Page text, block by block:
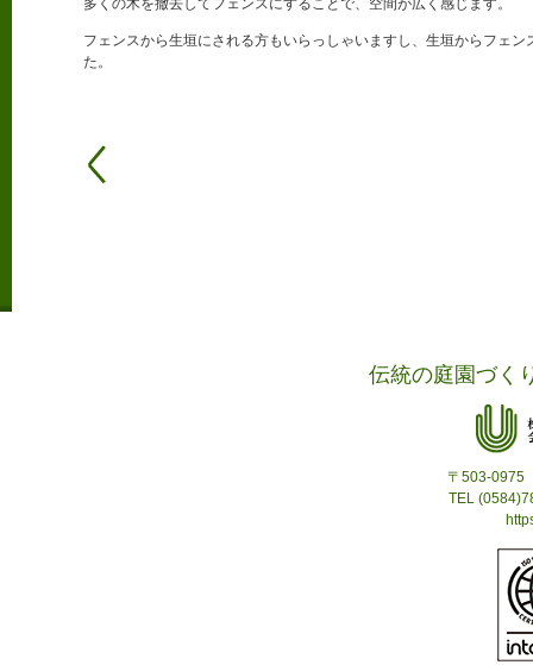
多くの木を撤去してフェンスにすることで、空間が広く感じます。
フェンスから生垣にされる方もいらっしゃいますし、生垣からフェ
た。
伝統の庭園づく
〒503-0975
TEL